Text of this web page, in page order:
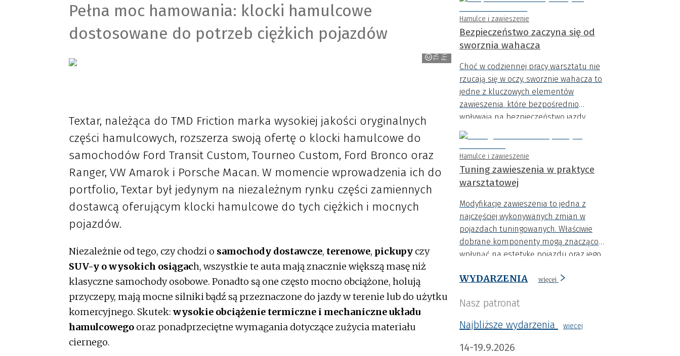
Pełna moc hamowania: klocki hamulcowe
dostosowane do potrzeb ciężkich pojazdów
T
M
D
F
r
i
c
t
i
on
Textar, należąca do TMD Friction marka wysokiej jakości oryginalnych
części hamulcowych, rozszerza swoją ofertę o klocki hamulcowe do
samochodów Ford Transit Custom, Tourneo Custom, Ford Bronco oraz
Ranger, VW Amarok i Porsche Macan. W momencie wprowadzenia ich do
portfolio, Textar był jedynym na niezależnym rynku części zamiennych
dostawcą oferującym klocki hamulcowe do tych ciężkich i mocnych
pojazdów.
Niezależnie od tego, czy chodzi o samochody dostawcze, terenowe, pickupy czy
SUV-y o wysokich osiągach, wszystkie te auta mają znacznie większą masę niż
klasyczne samochody osobowe. Ponadto są one często mocno obciążone, holują
przyczepy, mają mocne silniki bądź są przeznaczone do jazdy w terenie lub do użytku
komercyjnego. Skutek: wysokie obciążenie termiczne i mechaniczne układu
hamulcowego oraz ponadprzeciętne wymagania dotyczące zużycia materiału
ciernego.
Hamulce i zawieszenie
Bezpieczeństwo zaczyna się od
sworznia wahacza
Choć w codziennej pracy warsztatu nie
rzucają się w oczy, sworznie wahacza to
jedne z kluczowych elementów
zawieszenia, które bezpośrednio
wpływają na bezpieczeństwo jazdy.
Hamulce i zawieszenie
Tuning zawieszenia w praktyce
warsztatowej
Modyfikacje zawieszenia to jedna z
najczęściej wykonywanych zmian w
pojazdach tuningowanych. Właściwie
dobrane komponenty mogą znacząco
wpłynąć na estetykę pojazdu oraz jego
jeden błąd montażowy, aby efekt był
WYDARZENIA więcej
Nasz patronat
Najbliższe wydarzenia
wiecej
14-19.9.2026